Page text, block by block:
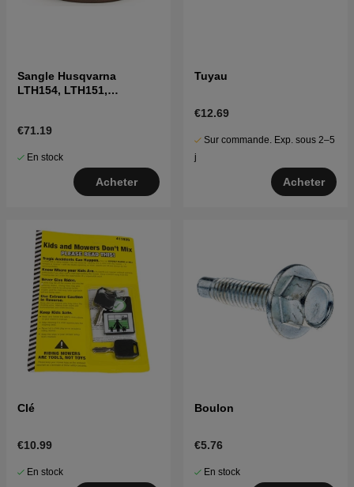
Sangle Husqvarna
LTH154, LTH151,
€71.19
En stock
Acheter
Tuyau
€12.69
Sur commande. Exp. sous 2–5
j
Acheter
Clé
€10.99
En stock
Boulon
€5.76
En stock